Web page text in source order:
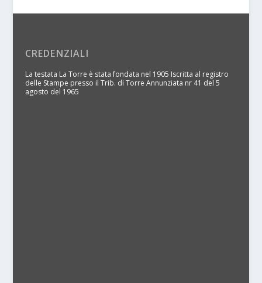
CREDENZIALI
La testata La Torre è stata fondata nel 1905 Iscritta al registro
delle Stampe presso il Trib. di Torre Annunziata nr 41 del 5
agosto del 1965